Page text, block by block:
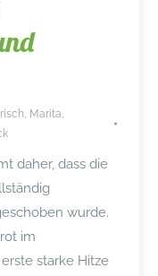
, Marita,
daher, dass die
wurde.
im
starke Hitze